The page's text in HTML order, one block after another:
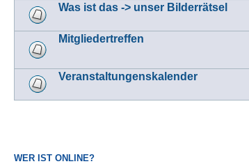
Was ist das -> unser Bilderrätsel
Mitgliedertreffen
Veranstaltungenskalender
WER IST ONLINE?